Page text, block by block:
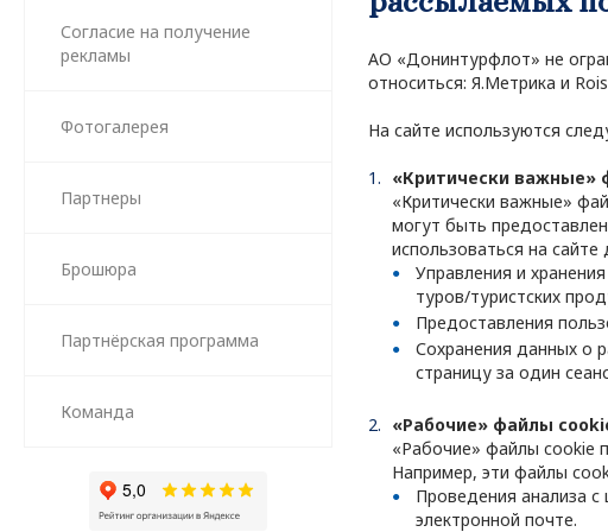
Согласие на получение
рекламы
Фотогалерея
Партнеры
Брошюра
Партнёрская программа
Команда
АО «Донинтурфлот» не
относиться: Я.Метрика и
На сайте используются
«Критически важные»
«Критически важные»
могут быть
использоваться на сайте
Управления и
туров/туристских
Предоставления
Сохранения данных о
страницу за один
«Рабочие» файлы
«Рабочие» файлы cookie
Например, эти файлы
Проведения анализа
электронной почте.